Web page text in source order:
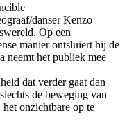
danser Kenzo
Op een
manier ontsluiert hij de
neemt het publiek mee
dat verder gaat dan
de beweging van
onzichtbare op te